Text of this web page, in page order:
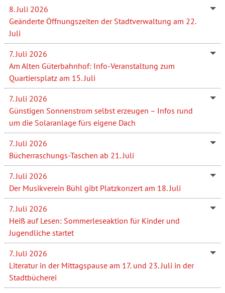
8. Juli 2026
Geänderte Öffnungszeiten der Stadtverwaltung am 22.
Juli
7. Juli 2026
Am Alten Güterbahnhof: Info-Veranstaltung zum
Quartiersplatz am 15. Juli
7. Juli 2026
Günstigen Sonnenstrom selbst erzeugen – Infos rund
um die Solaranlage fürs eigene Dach
7. Juli 2026
Bücherraschungs-Taschen ab 21. Juli
7. Juli 2026
Der Musikverein Bühl gibt Platzkonzert am 18. Juli
7. Juli 2026
Heiß auf Lesen: Sommerleseaktion für Kinder und
Jugendliche startet
7. Juli 2026
Literatur in der Mittagspause am 17. und 23. Juli in der
Stadtbücherei